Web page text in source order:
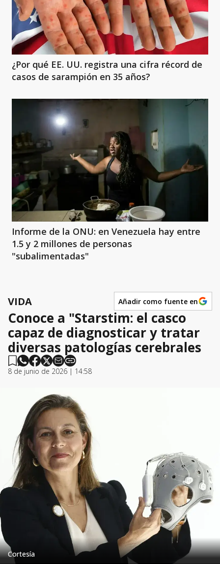
¿Por qué EE. UU. registra una cifra récord de
casos de sarampión en 35 años?
Informe de la ONU: en Venezuela hay entre
1.5 y 2 millones de personas
"subalimentadas"
VIDA Añadir como fuente en
Conoce a "Starstim: el casco
capaz de diagnosticar y tratar
diversas patologías cerebrales
8 de junio de 2026 | 14:58
Cortesía